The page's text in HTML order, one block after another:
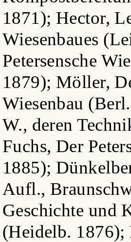
1871); Hector,
Wiesenbaues
Petersensche
1879); Möller,
Wiesenbau
W., deren
Fuchs, Der
1885);
Aufl.,
Geschichte und
(Heidelb. 1876);